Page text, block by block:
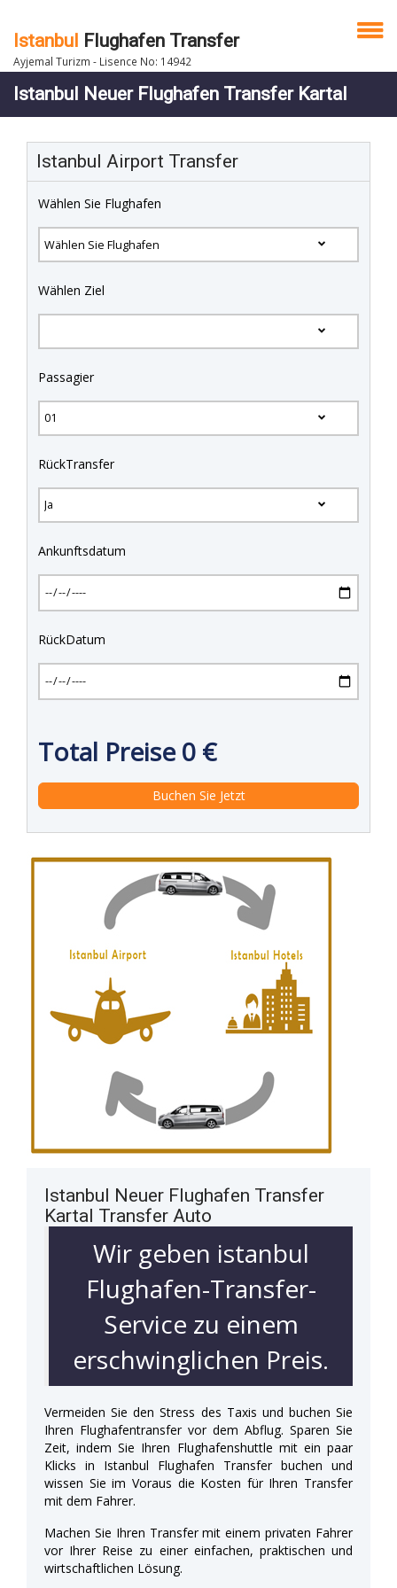
Istanbul Flughafen Transfer
Ayjemal Turizm - Lisence No: 14942
Istanbul Neuer Flughafen Transfer Kartal
Istanbul Airport Transfer
Wählen Sie Flughafen
Wählen Ziel
Passagier
RückTransfer
Ankunftsdatum
RückDatum
Total Preise0 €
Istanbul Neuer Flughafen Transfer
Kartal Transfer Auto
Wir geben istanbul
Flughafen-Transfer-
Service zu einem
erschwinglichen Preis.
Vermeiden Sie den Stress des Taxis und buchen Sie
Ihren Flughafentransfer vor dem Abflug. Sparen Sie
Zeit, indem Sie Ihren Flughafenshuttle mit ein paar
Klicks in Istanbul Flughafen Transfer buchen und
wissen Sie im Voraus die Kosten für Ihren Transfer
mit dem Fahrer.
Machen Sie Ihren Transfer mit einem privaten Fahrer
vor Ihrer Reise zu einer einfachen, praktischen und
wirtschaftlichen Lösung.